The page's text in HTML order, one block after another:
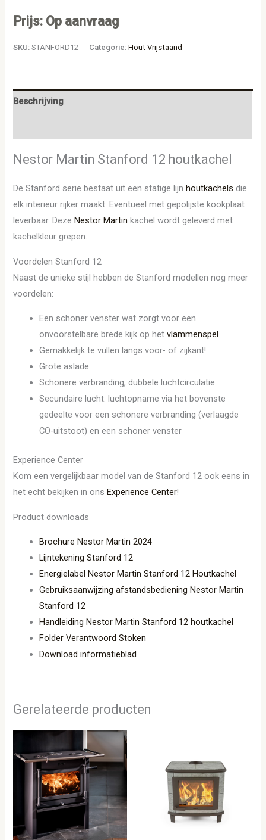
Prijs: Op aanvraag
SKU:STANFORD12 Categorie:Hout Vrijstaand
Beschrijving
Nestor Martin Stanford 12 houtkachel
De Stanford serie bestaat uit een statige lijnhoutkachels die
elk interieur rijker maakt. Eventueel met gepolijste kookplaat
leverbaar. DezeNestor Martin kachel wordt geleverd met
kachelkleur grepen.
Voordelen Stanford 12
Naast de unieke stijl hebben de Stanford modellen nog meer
voordelen:
Een schoner venster wat zorgt voor een
onvoorstelbare brede kijk op hetvlammenspel
Gemakkelijk te vullen langs voor- of zijkant!
Grote aslade
Schonere verbranding, dubbele luchtcirculatie
Secundaire lucht: luchtopname via het bovenste
gedeelte voor een schonere verbranding (verlaagde
CO-uitstoot) en een schoner venster
Experience Center
Kom een vergelijkbaar model van de Stanford 12 ook eens in
het echt bekijken in onsExperience Center!
Product downloads
Brochure Nestor Martin 2024
Lijntekening Stanford 12
Energielabel Nestor Martin Stanford 12 Houtkachel
Gebruiksaanwijzing afstandsbediening Nestor Martin
Stanford 12
Handleiding Nestor Martin Stanford 12 houtkachel
Folder Verantwoord Stoken
Download informatieblad
Gerelateerde producten